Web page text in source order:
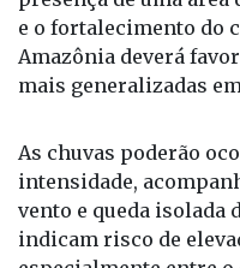
estender ao menos até
atuação conjunta do
presença de uma área
e o fortalecimento do
mais generalizadas em
As chuvas poderão
intensidade,